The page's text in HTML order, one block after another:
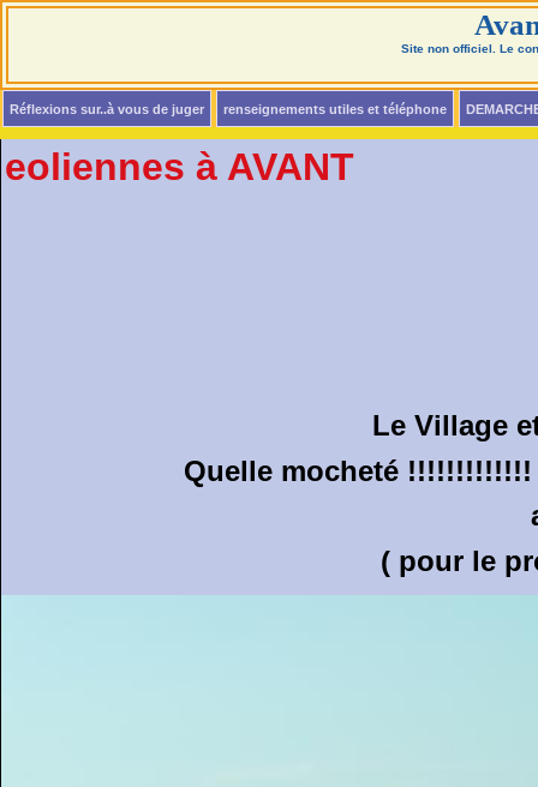
Site non officiel. Le
Réflexions sur..à vous de juger renseignements utiles et téléphone
eoliennes à AVANT
Le Village
Quelle mocheté
( pour le